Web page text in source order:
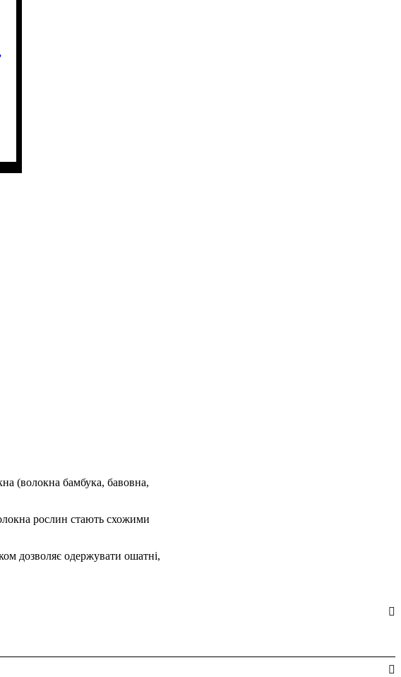
(волокна бамбука, бавовна,
рослин стають схожими
дозволяє одержувати ошатні,